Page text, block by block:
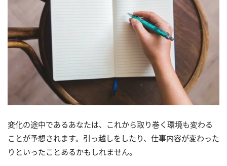
変化の途中であるあなたは、これから取り巻く環境も変わる
ことが予想されます。引っ越しをしたり、仕事内容が変わった
りといったことあるかもしれません。